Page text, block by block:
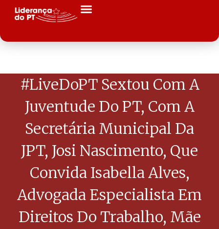
#LiveDoPT Sextou Com A
Juventude Do PT, Com A
Secretária Municipal Da
JPT, Josi Nascimento, Que
Convida Isabella Alves,
Advogada Especialista Em
Direitos Do Trabalho, Mãe